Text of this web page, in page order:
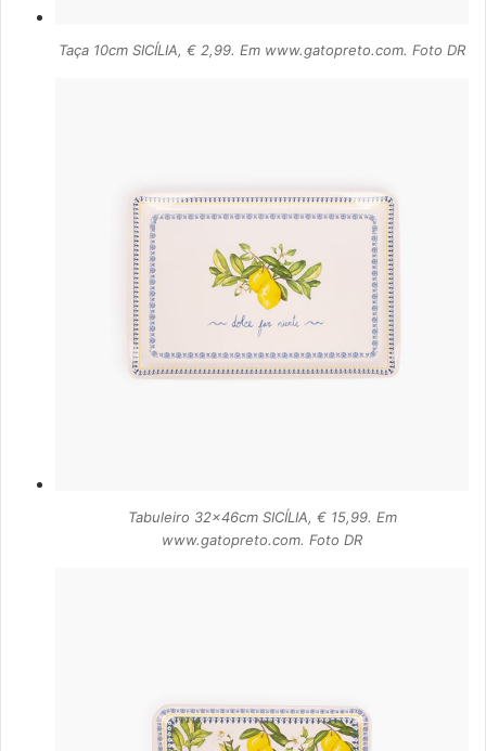
Taça 10cm SICÍLIA, € 2,99. Em www.gatopreto.com. Foto DR
Tabuleiro 32x46cm SICÍLIA, € 15,99. Em
www.gatopreto.com. Foto DR